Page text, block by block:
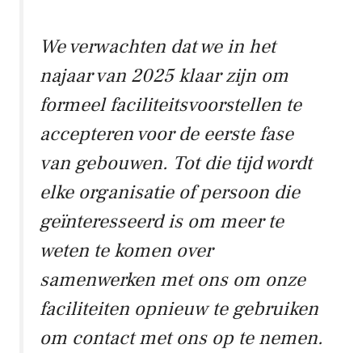
We verwachten dat we in het
najaar van 2025 klaar zijn om
formeel faciliteitsvoorstellen te
accepteren voor de eerste fase
van gebouwen. Tot die tijd wordt
elke organisatie of persoon die
geïnteresseerd is om meer te
weten te komen over
samenwerken met ons om onze
faciliteiten opnieuw te gebruiken
om contact met ons op te nemen.